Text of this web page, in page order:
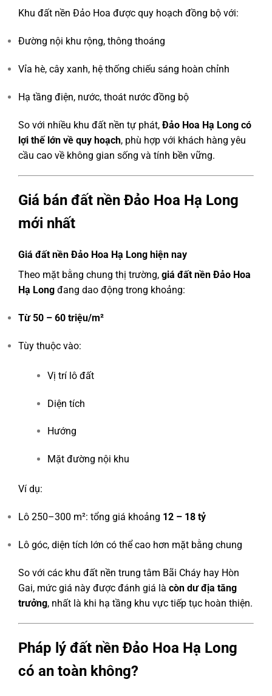
Khu đất nền Đảo Hoa được quy hoạch đồng bộ với:
Đường nội khu rộng, thông thoáng
Vỉa hè, cây xanh, hệ thống chiếu sáng hoàn chỉnh
Hạ tầng điện, nước, thoát nước đồng bộ
So với nhiều khu đất nền tự phát, Đảo Hoa Hạ Long có
lợi thế lớn về quy hoạch, phù hợp với khách hàng yêu
cầu cao về không gian sống và tính bền vững.
Giá bán đất nền Đảo Hoa Hạ Long
mới nhất
Giá đất nền Đảo Hoa Hạ Long hiện nay
Theo mặt bằng chung thị trường, giá đất nền Đảo Hoa
Hạ Long đang dao động trong khoảng:
Từ 50 – 60 triệu/m²
Tùy thuộc vào:
Vị trí lô đất
Diện tích
Hướng
Mặt đường nội khu
Ví dụ:
Lô 250–300 m²: tổng giá khoảng 12 – 18 tỷ
Lô góc, diện tích lớn có thể cao hơn mặt bằng chung
So với các khu đất nền trung tâm Bãi Cháy hay Hòn
Gai, mức giá này được đánh giá là còn dư địa tăng
trưởng, nhất là khi hạ tầng khu vực tiếp tục hoàn thiện.
Pháp lý đất nền Đảo Hoa Hạ Long
có an toàn không?